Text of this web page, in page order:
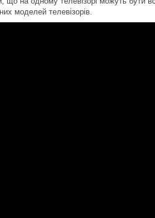
моделей телевізорів.